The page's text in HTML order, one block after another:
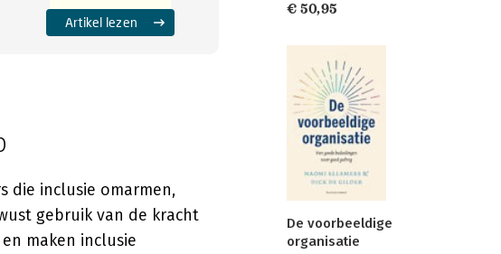
Artikel lezen
die inclusie omarmen,
gebruik van de kracht
maken inclusie
€ 50,95
De voorbeeldige
organisatie